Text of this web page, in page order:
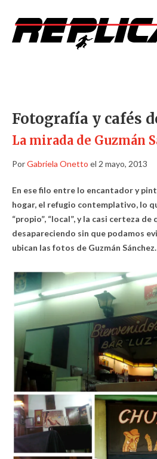
Fotografía y cafés
La mirada de Guzmán
PorGabriela Onetto el 2 mayo, 2013
En ese filo entre lo encantador y
hogar, el refugio contemplativo, lo
“propio”, “local”, y la casi certeza
desapareciendo sin que podamos
ubican las fotos de Guzmán Sánchez.